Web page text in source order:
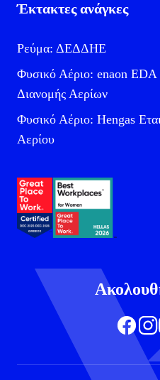
Έκτακτες ανάγκες
Ρεύμα: ΔΕΔΔΗΕ
Φυσικό Αέριο: enaon EDA
Διανομής Αερίων
Φυσικό Αέριο: Hengas
Αερίου